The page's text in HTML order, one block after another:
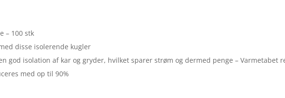
– 100 stk
disse isolerende kugler
god isolation af kar og gryder, hvilket sparer strøm og dermed penge – Varmetabet
med op til 90%